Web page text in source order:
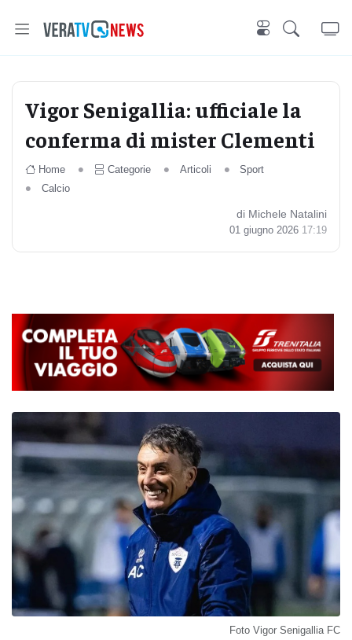
Vigor Senigallia: ufficiale la
conferma di mister Clementi
Home Categorie Articoli
Sport
Calcio
di Michele Natalini
01 giugno 2026 17:19
Foto Vigor Senigallia FC